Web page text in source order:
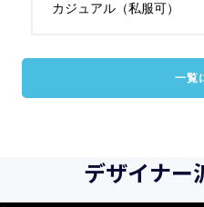
カジュアル（私服可）
一覧
デザイナー